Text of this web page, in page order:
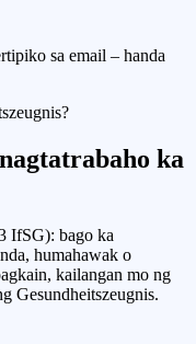
sa email – handa
ka
IfSG): bago ka
humahawak o
kailangan mo ng
Gesundheitszeugnis.